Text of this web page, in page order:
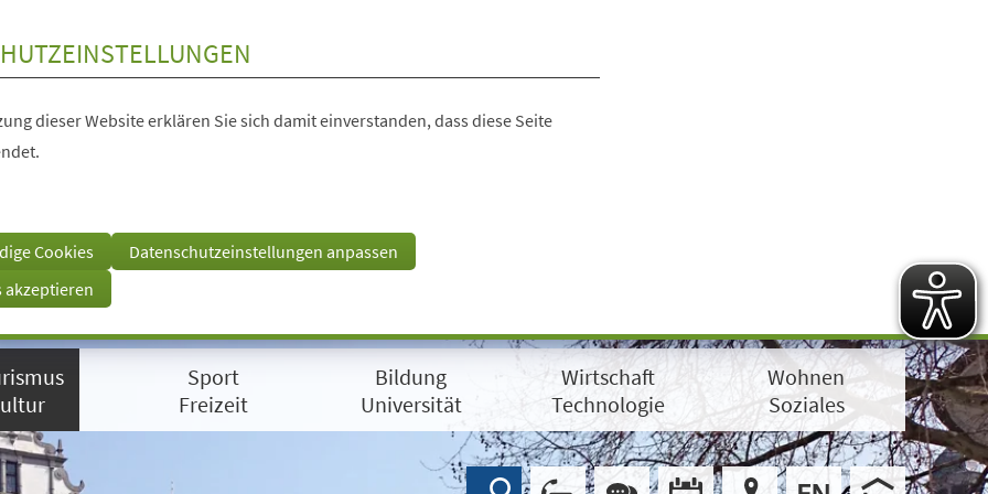
dieser Website erklären Sie sich damit einverstanden, dass diese Seite
Cookies
Datenschutzeinstellungen anpassen
akzeptieren
Sport
Freizeit
Bildung
Universität
Wirtschaft
Technologie
Wohnen
Soziales